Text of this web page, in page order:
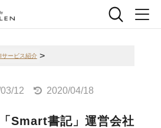
サービス紹介 >
12 2020/04/18
Smart書記」運営会社